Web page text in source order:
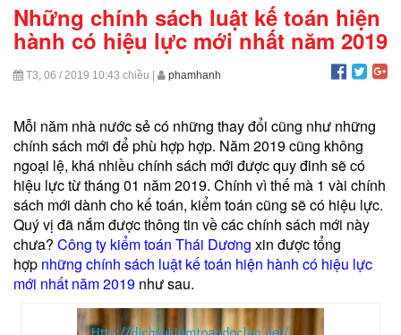
Những chính sách luật kế toán hiện
hành có hiệu lực mới nhất năm 2019
T3, 06 / 2019 10:43 chiều | phamhanh
Mỗi năm nhà nước sẻ có những thay đổi cũng như những
chính sách mới để phù hợp hợp. Năm 2019 cũng không
ngoại lệ, khá nhiều chính sách mới được quy đinh sẽ có
hiệu lực từ tháng 01 năm 2019. Chính vì thế mà 1 vài chính
sách mới dành cho kế toán, kiểm toán cũng sẽ có hiệu lực.
Quý vị đã nắm được thông tin về các chính sách mới này
chưa? Công ty kiểm toán Thái Dương xin được tổng
hợp những chính sách luật kế toán hiện hành có hiệu lực
mới nhất năm 2019 như sau.